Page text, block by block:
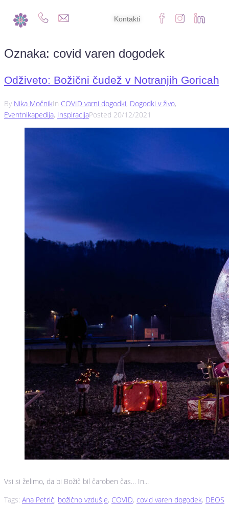
Kontakti
Oznaka: covid varen dogodek
Odživeto: Božični čudež v Notranjih Goricah
By Nika MočnikIn COVID varni dogodki, Dogodki v živo,
Eventnikapedija, InspiracijaPosted 20/12/2021
Vsi si želimo, da bi Božič bil čaroben čas… In...
Tags: Ana Petrič, božično vzdušje, COVID, covid varen dogodek, DEOS